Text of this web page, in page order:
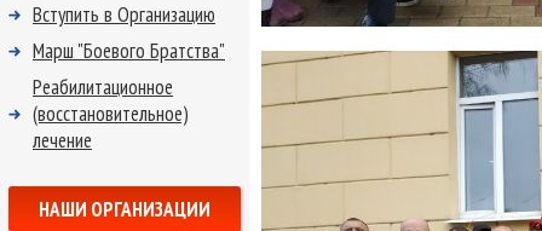
Вступить в Организацию
Марш "Боевого Братства"
Реабилитационное
(восстановительное)
лечение
НАШИ ОРГАНИЗАЦИИ